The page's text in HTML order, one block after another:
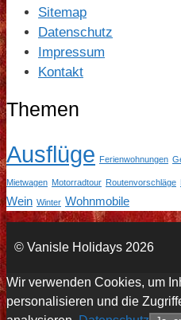
Sitemap
Datenschutz
Impressum
Kontakt
Themen
Ausflüge Ferienwohnungen
Mietwagen Motorradtour Routenvorschläge
Wein Winter Wohnmobile
© Vanisle Holidays 2026
Wir verwenden Cookies, um
personalisieren und die